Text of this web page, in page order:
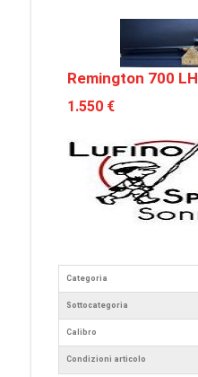
Remington 700 LH
1.550 €
Categoria
Sottocategoria
Calibro
Condizioni articolo